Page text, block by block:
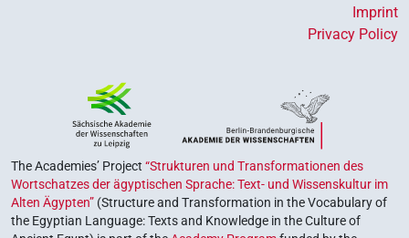
Imprint
Privacy Policy
The Academies’ Project “Strukturen und Transformationen des
Wortschatzes der ägyptischen Sprache: Text- und Wissenskultur im
Alten Ägypten” (Structure and Transformation in the Vocabulary of
the Egyptian Language: Texts and Knowledge in the Culture of